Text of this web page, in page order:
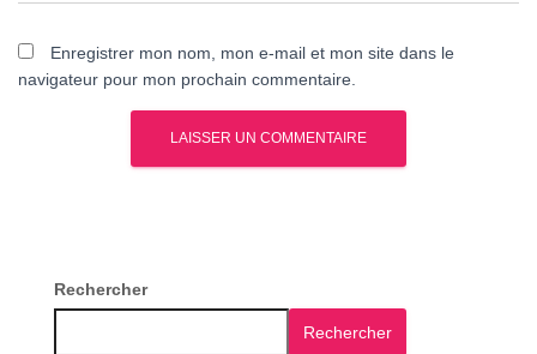
Enregistrer mon nom, mon e-mail et mon site dans le
navigateur pour mon prochain commentaire.
Rechercher
Rechercher